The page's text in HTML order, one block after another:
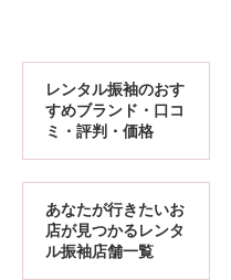
レンタル振袖のおす
すめブランド・口コ
ミ・評判・価格
あなたが行きたいお
店が見つかるレンタ
ル振袖店舗一覧